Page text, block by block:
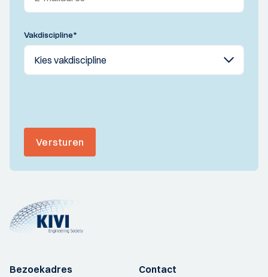
Vakdiscipline*
Versturen
Bezoekadres
Contact